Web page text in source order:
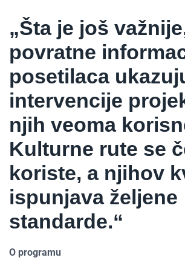
„Šta je još
povratne
posetilaca
intervencije
njih veoma
Kulturne rute se
koriste, a njihov
ispunjava željene
standarde.“
O programu